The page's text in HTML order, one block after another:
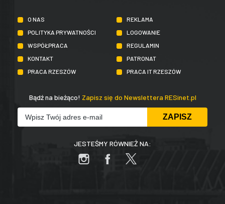
O NAS
REKLAMA
POLITYKA PRYWATNOŚCI
LOGOWANIE
WSPÓŁPRACA
REGULAMIN
KONTAKT
PATRONAT
PRACA RZESZÓW
PRACA IT RZESZÓW
Bądź na bieżąco! Zapisz się do Newslettera RESinet.pl
JESTEŚMY RÓWNIEŻ NA: